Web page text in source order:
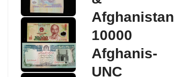
Afghanistan
10000
Afghanis-
UNC